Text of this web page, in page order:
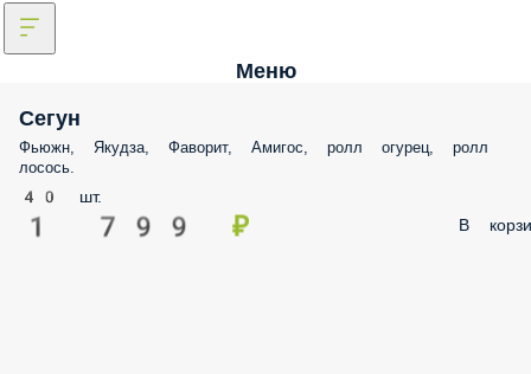
Меню
Сегун
Фьюжн, Якудза, Фаворит, Амигос, ролл огурец, ролл
лосось.
40 шт.
1 799 ₽ В